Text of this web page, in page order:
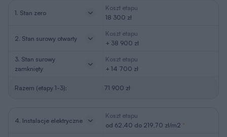
1. Stan zero
Koszt etapu
18 300 zł
2. Stan surowy otwarty
Koszt etapu
+ 38 900 zł
3. Stan surowy
zamknięty
Koszt etapu
+ 14 700 zł
Razem (etapy 1-3): 71 900 zł
4. Instalacje elektryczne
Koszt etapu
od 62,40 do 219,70 zł/m2 *